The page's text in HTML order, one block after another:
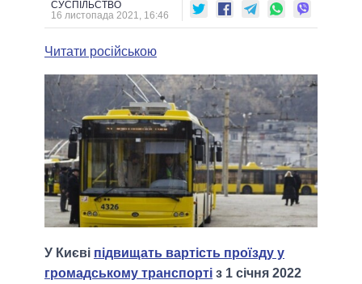
КАБІНЕТ МІНІСТРІВ
МЕРИ МІСТ
ВСІ ПЕРСОНИ
ПІДТРИМАТИ
ПОРІВНЯННЯ ПОЛІТИКІВ
СУСПІЛЬСТВО
16 листопада 2021, 16:46
Читати російською
У Києві підвищать вартість проїзду у
громадському транспорті з 1 січня 2022